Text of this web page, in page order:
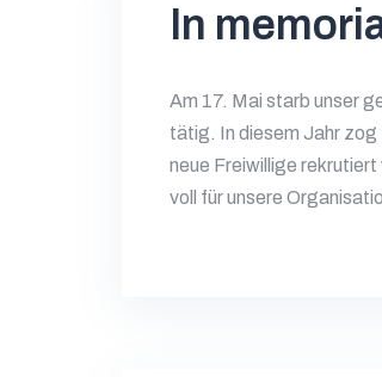
In
Am 17. Mai starb unser
tätig. In diesem Jahr
neue Freiwillige
voll für unsere